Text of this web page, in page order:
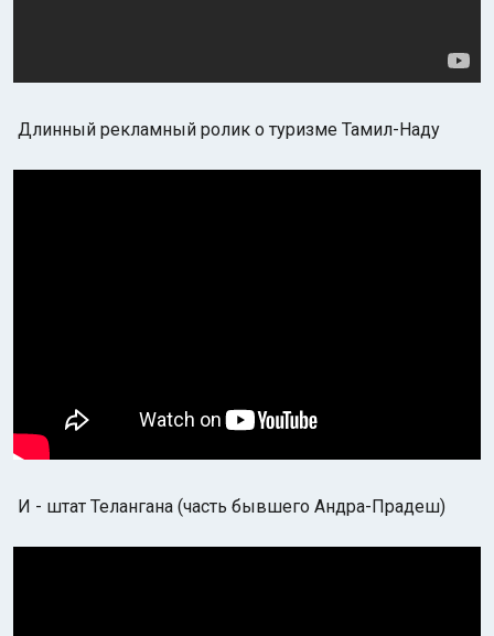
Длинный рекламный ролик о туризме Тамил-Наду
И - штат Телангана (часть бывшего Андра-Прадеш)